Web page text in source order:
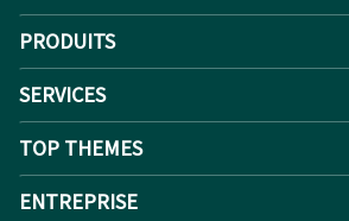
PRODUITS
SERVICES
TOP THEMES
ENTREPRISE